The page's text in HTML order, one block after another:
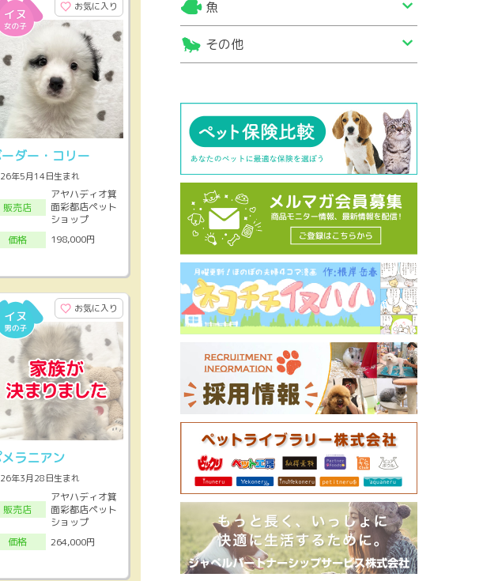
お気に入り
ダー・コリー
年5月14日生まれ
販売店
アヤハディオ箕
面彩都店ペット
ショップ
価格
198,000円
お気に入り
ラニアン
年3月28日生まれ
販売店
アヤハディオ箕
面彩都店ペット
ショップ
価格
264,000円
魚
その他